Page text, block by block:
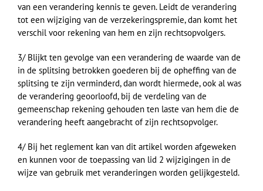
van een verandering kennis te geven. Leidt de verandering
tot een wijziging van de verzekeringspremie, dan komt het
verschil voor rekening van hem en zijn rechtsopvolgers.
3/ Blijkt ten gevolge van een verandering de waarde van de
in de splitsing betrokken goederen bij de opheffing van de
splitsing te zijn verminderd, dan wordt hiermede, ook al was
de verandering geoorloofd, bij de verdeling van de
gemeenschap rekening gehouden ten laste van hem die de
verandering heeft aangebracht of zijn rechtsopvolger.
4/ Bij het reglement kan van dit artikel worden afgeweken
en kunnen voor de toepassing van lid 2 wijzigingen in de
wijze van gebruik met veranderingen worden gelijkgesteld.